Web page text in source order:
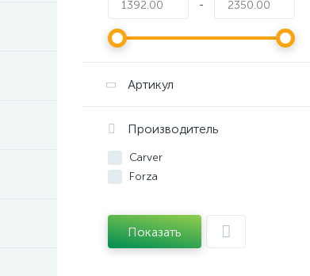
-
Артикул
Производитель
Carver
Forza
Показать